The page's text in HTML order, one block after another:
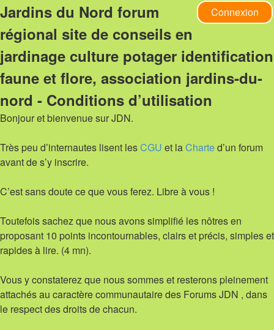
Connexion
Jardins du Nord forum
régional site de conseils en
jardinage culture potager identification
faune et flore, association jardins-du-
nord - Conditions d’utilisation
Bonjour et bienvenue sur JDN.
Très peu d’internautes lisent lesCGU et laCharted’un forum
avant de s’y inscrire.
C’est sans doute ce que vous ferez. Libre à vous !
Toutefois sachez que nous avons simplifié les nôtres en
proposant 10 points incontournables, clairs et précis, simples et
rapides à lire. (4 mn).
Vous y constaterez que nous sommes et resterons pleinement
attachés au caractère communautaire des Forums JDN , dans
le respect des droits de chacun.